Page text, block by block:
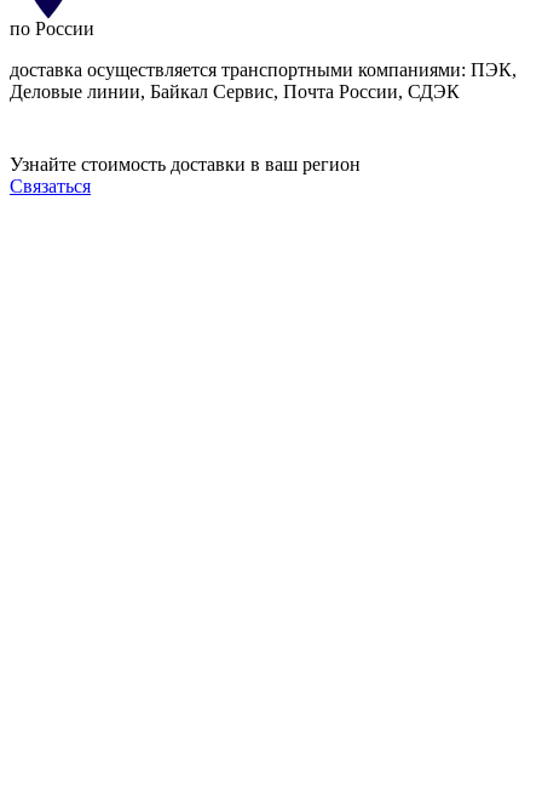
по России
доставка осуществляется транспортными компаниями: ПЭК,
Деловые линии, Байкал Сервис, Почта России, СДЭК
Узнайте стоимость доставки в ваш регион
Связаться